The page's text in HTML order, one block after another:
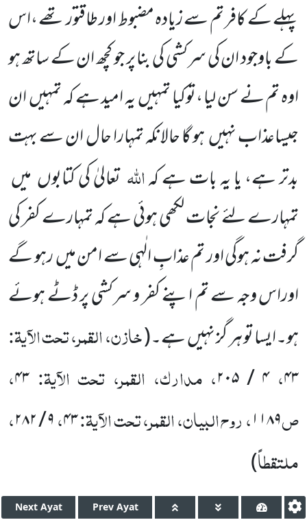
پہلے کے کافر تم سے زیادہ مضبوط اور طاقتور تھے ،اس
کے باوجود ان کی سرکشی کی بنا پر جو کچھ ان کے ساتھ ہو
اوہ تم نے سن لیا ،توکیا تمہیں یہ امید ہے کہ تمہیں ان
جیساعذاب نہیں ہو گا حالانکہ تمہارا حال ان سے بہت
بدتر ہے، یا یہ بات ہے کہاللہتعالیٰ کی کتابوں میں
تمہارے لئے نجات لکھی ہوئی ہے کہ تمہارے کفر کی
گرفت نہ ہوگی اور تم عذابِ الٰہی سے امن میں رہو گے
اوراس وجہ سے تم اپنے کفر و سرکشی پر ڈٹے ہوئے
ہو۔ایسا تو ہر گز نہیں ہے۔(خازن، القمر، تحت الآیۃ:
۴۳،۴ / ۲۰۵ ، مدارک، القمر، تحت الآیۃ: ۴۳،
ص۱۱۸۹، روح البیان، القمر، تحت الآیۃ:۴۳،۹ / ۲۸۲
،
ملتقطاً)
Next Ayat Prev Ayat